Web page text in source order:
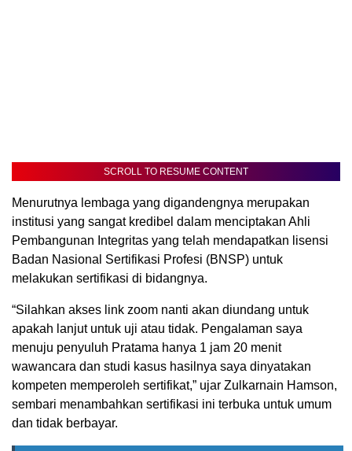
SCROLL TO RESUME CONTENT
Menurutnya lembaga yang digandengnya merupakan
institusi yang sangat kredibel dalam menciptakan Ahli
Pembangunan Integritas yang telah mendapatkan lisensi
Badan Nasional Sertifikasi Profesi (BNSP) untuk
melakukan sertifikasi di bidangnya.
“Silahkan akses link zoom nanti akan diundang untuk
apakah lanjut untuk uji atau tidak. Pengalaman saya
menuju penyuluh Pratama hanya 1 jam 20 menit
wawancara dan studi kasus hasilnya saya dinyatakan
kompeten memperoleh sertifikat,” ujar Zulkarnain Hamson,
sembari menambahkan sertifikasi ini terbuka untuk umum
dan tidak berbayar.